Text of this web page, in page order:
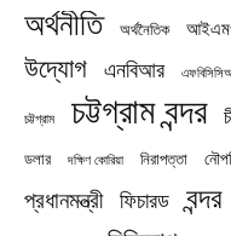
অর্থনীতি অর্থনৈতিক
উদ্যোগ এনবিআর
চট্টগ্রাম চট্টগ্রাম বন্দর
ডলার দক্ষিণ কোরিয়া নিরাপত্তা
প্রধানমন্ত্রী ফিচারড বন্দর